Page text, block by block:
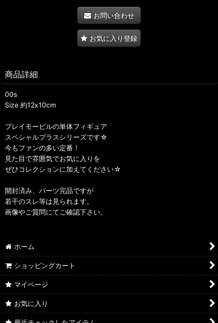
お問い合わせ
お気に入り登録
商品詳細
00s
Size 約12x10cm
プレイモービルの単体フィギュア
スペシャルプラスシリーズです☆
今もファンの多い定番！
見た目で雰囲気でお気に入りを
ぜひコレクションに加えてください☆
開封済み、パーツ完品ですが
若干のスレ等は見られます。
画像やご質問にてご確認下さい。
ホーム
ショッピングカート
マイページ
お気に入り